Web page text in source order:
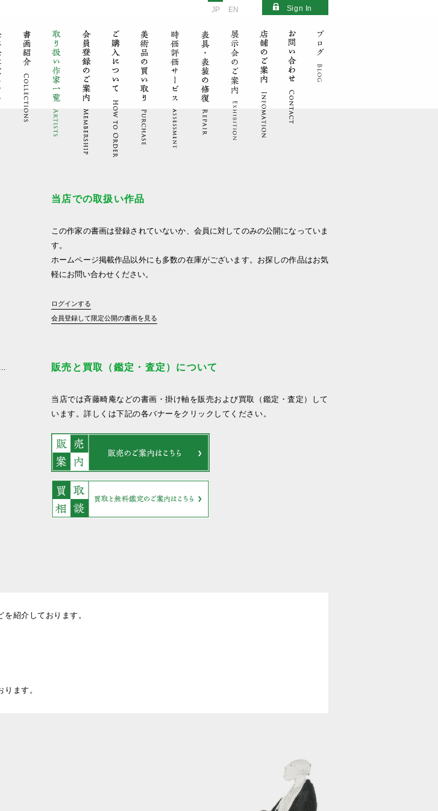
Sign In
JP EN
当店での取扱い作品
この作家の書画は登録されていないか、会員に対してのみの公開になっていま
す。
ホームページ掲載作品以外にも多数の在庫がございます。お探しの作品はお気
軽にお問い合わせください。
ログインする
会員登録して限定公開の書画を見る
販売と買取（鑑定・査定）について
当店では斉藤畸庵などの書画・掛け軸を販売および買取（鑑定・査定）して
います。詳しくは下記の各バナーをクリックしてください。
紹介しております。
ます。